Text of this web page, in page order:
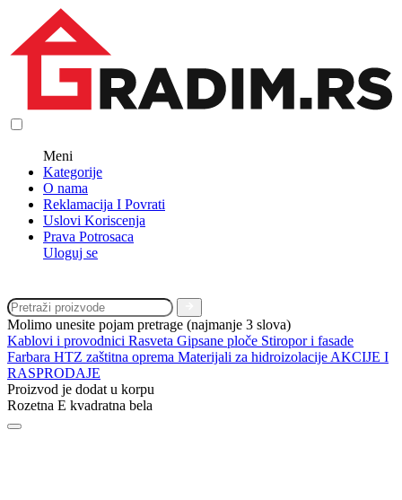
Meni
Kategorije
O nama
Reklamacija I Povrati
Uslovi Koriscenja
Prava Potrosaca
Uloguj se
Molimo unesite pojam pretrage (najmanje 3 slova)
Kablovi i provodnici Rasveta Gipsane ploče Stiropor i fasade
Farbara HTZ zaštitna oprema Materijali za hidroizolacije AKCIJE I
RASPRODAJE
Proizvod je dodat u korpu
Rozetna E kvadratna bela